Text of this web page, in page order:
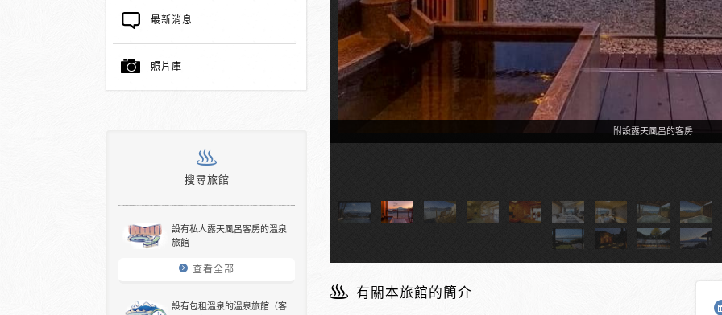
最新消息
照片庫
搜尋旅館
設有私人露天風呂客房的溫泉
旅館
查看全部
設有包租溫泉的溫泉旅館（客
附設露天風呂的客房
有關本旅館的簡介